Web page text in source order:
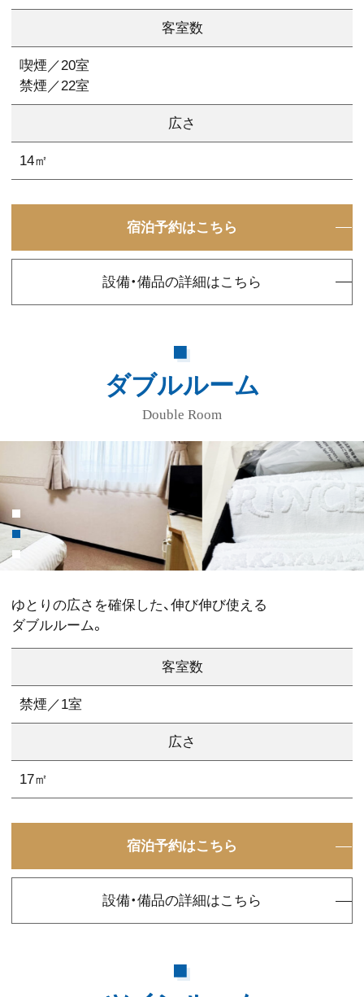
客室数
喫煙／20室
禁煙／22室
広さ
14㎡
宿泊予約はこちら
設備・備品の詳細はこちら
ダブルルーム
Double Room
ゆとりの広さを確保した、伸び伸び使える
ダブルルーム。
客室数
禁煙／1室
広さ
17㎡
宿泊予約はこちら
設備・備品の詳細はこちら